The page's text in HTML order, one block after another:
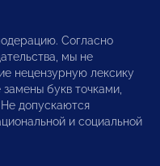
Согласно
мы не
нецензурную лексику
букв точками,
допускаются
и социальной